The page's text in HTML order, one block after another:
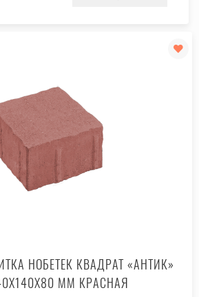
НОБЕТЕК КВАДРАТ «АНТИК»
ММ КРАСНАЯ